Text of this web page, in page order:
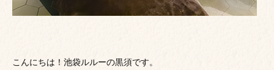
こんにちは！池袋ルルーの黒須です。